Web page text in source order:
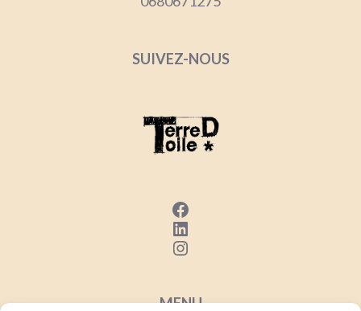
SUIVEZ-NOUS
Facebook
LinkedIn
Instagram
MENU